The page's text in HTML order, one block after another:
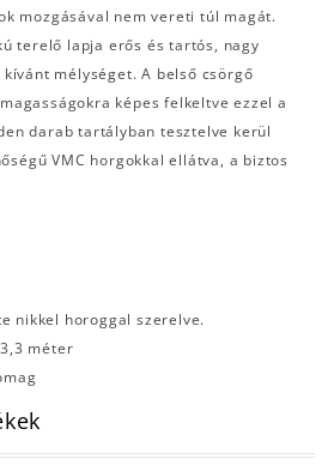
mozgásával nem vereti túl magát.
terelő lapja erős és tartós, nagy
mélységet. A belső csörgő
képes felkeltve ezzel a
darab tartályban tesztelve kerül
VMC horgokkal ellátva, a biztos
nikkel horoggal szerelve.
méter